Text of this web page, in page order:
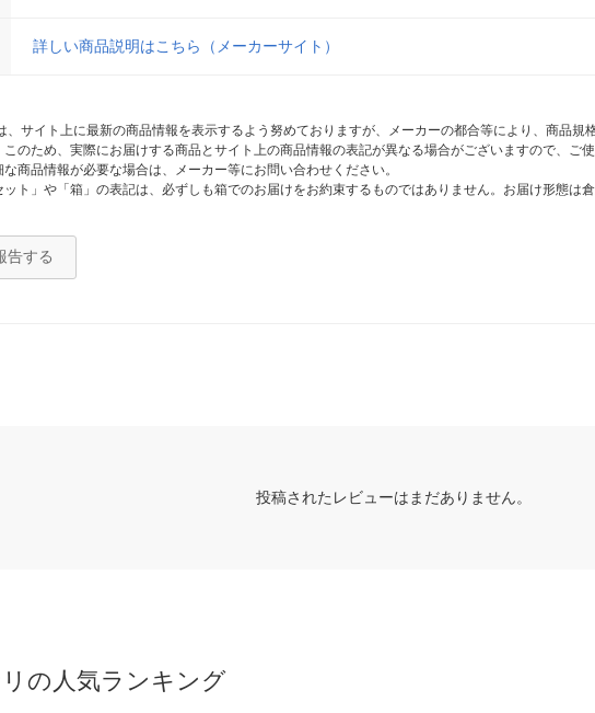
詳しい商品説明はこちら（メーカーサイト）
、サイト上に最新の商品情報を表示するよう努めておりますが、メーカーの都合等により、商品
のため、実際にお届けする商品とサイト上の商品情報の表記が異なる場合がございますので、ご
商品情報が必要な場合は、メーカー等にお問い合わせください。
ット」や「箱」の表記は、必ずしも箱でのお届けをお約束するものではありません。お届け形態は
告する
投稿されたレビューはまだありません。
の人気ランキング